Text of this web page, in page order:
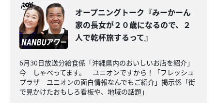
オープニングトーク『みーかーん
家の長女が２０歳になるので、２
人で乾杯旅するって』
6月30日放送分給食係「沖縄県内のおいしいお店を紹介」
今 しゃべってます。 ユニオンですから！「フレッシュ
プラザ ユニオンの面白情報なんでもご紹介」掲示係「街
で見かけたおもしろ看板や、地域の話題」